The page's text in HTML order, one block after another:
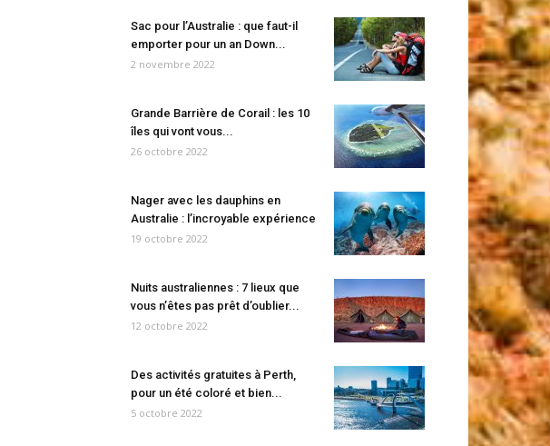
Sac pour l’Australie : que faut-il
emporter pour un an Down...
2 novembre 2022
Grande Barrière de Corail : les 10
îles qui vont vous...
26 octobre 2022
Nager avec les dauphins en
Australie : l’incroyable expérience
19 octobre 2022
Nuits australiennes : 7 lieux que
vous n’êtes pas prêt d’oublier...
12 octobre 2022
Des activités gratuites à Perth,
pour un été coloré et bien...
5 octobre 2022